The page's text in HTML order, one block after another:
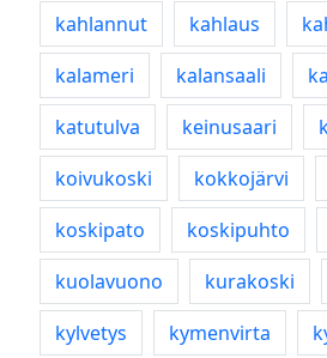
kahlannut
kahlaus
kalameri
kalansaali
katutulva
keinusaari
koivukoski
kokkojärvi
koskipato
koskipuhto
kuolavuono
kurakoski
kylvetys
kymenvirta